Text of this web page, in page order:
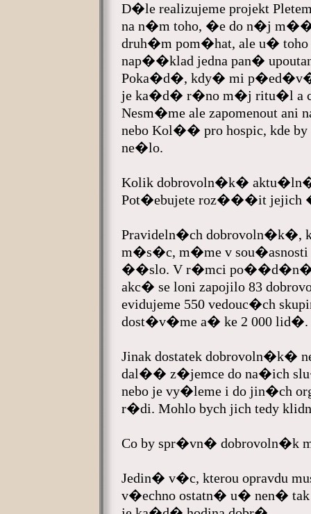
D�le realizujeme projekt
na n�m toho, �e do n�j
druh�m pom�hat, ale u�
nap��klad jedna pan�
Poka�d�, kdy� mi
je ka�d� r�no m�j ritu�l a
Nesm�me ale zapomenout
nebo Kol�� pro hospic, kde
ne�lo.
Kolik dobrovoln�k�
Pot�ebujete roz���it jejich
Pravideln�ch
m�s�c, m�me v
��slo. V r�mci po��d�n�
akc� se loni zapojilo 83
evidujeme 550 vedouc�ch
dost�v�me a� ke 2 000 lid�.
Jinak dostatek
dal�� z�jemce do na�ich
nebo je vy�leme i do jin�ch
r�di. Mohlo bych jich tedy
Co by spr�vn� dobrovoln�k
Jedin� v�c, kterou opravdu
v�echno ostatn� u� nen�